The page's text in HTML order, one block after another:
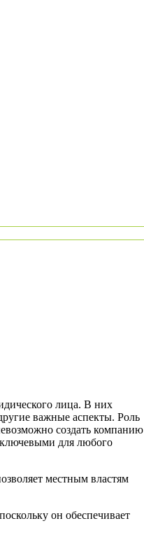
лица. В них
важные аспекты. Роль
создать компанию
ключевыми для любого
местным властям
он обеспечивает